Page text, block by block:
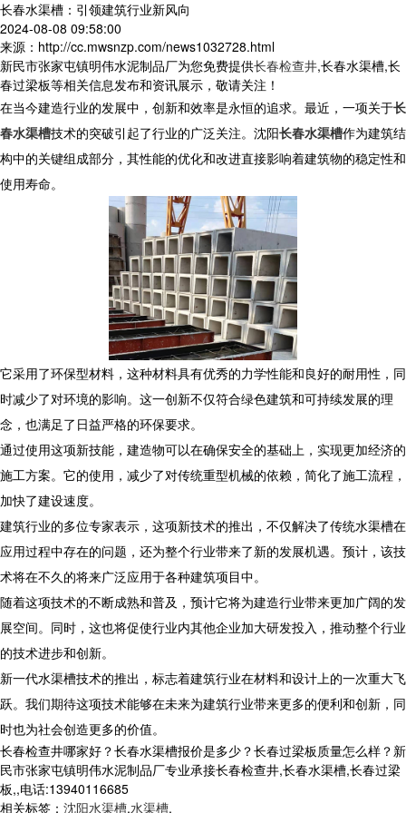
长春水渠槽：引领建筑行业新风向
2024-08-08 09:58:00
来源：http://cc.mwsnzp.com/news1032728.html
新民市张家屯镇明伟水泥制品厂为您免费提供长春检查井,长春水渠槽,长
春过梁板等相关信息发布和资讯展示，敬请关注！
在当今建造行业的发展中，创新和效率是永恒的追求。最近，一项关于长
春水渠槽技术的突破引起了行业的广泛关注。沈阳长春水渠槽作为建筑结
构中的关键组成部分，其性能的优化和改进直接影响着建筑物的稳定性和
使用寿命。
它采用了环保型材料，这种材料具有优秀的力学性能和良好的耐用性，同
时减少了对环境的影响。这一创新不仅符合绿色建筑和可持续发展的理
念，也满足了日益严格的环保要求。
通过使用这项新技能，建造物可以在确保安全的基础上，实现更加经济的
施工方案。它的使用，减少了对传统重型机械的依赖，简化了施工流程，
加快了建设速度。
建筑行业的多位专家表示，这项新技术的推出，不仅解决了传统水渠槽在
应用过程中存在的问题，还为整个行业带来了新的发展机遇。预计，该技
术将在不久的将来广泛应用于各种建筑项目中。
随着这项技术的不断成熟和普及，预计它将为建造行业带来更加广阔的发
展空间。同时，这也将促使行业内其他企业加大研发投入，推动整个行业
的技术进步和创新。
新一代水渠槽技术的推出，标志着建筑行业在材料和设计上的一次重大飞
跃。我们期待这项技术能够在未来为建筑行业带来更多的便利和创新，同
时也为社会创造更多的价值。
长春检查井哪家好？长春水渠槽报价是多少？长春过梁板质量怎么样？新
民市张家屯镇明伟水泥制品厂专业承接长春检查井,长春水渠槽,长春过梁
板,,电话:13940116685
相关标签： 沈阳水渠槽,水渠槽,